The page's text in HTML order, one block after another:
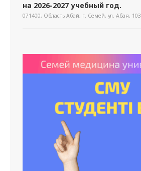
на 2026-2027 учебный год.
071400, Область Абай, г. Семей, ул. Абая, 103